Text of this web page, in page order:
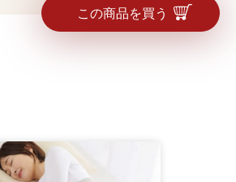
この商品を買う